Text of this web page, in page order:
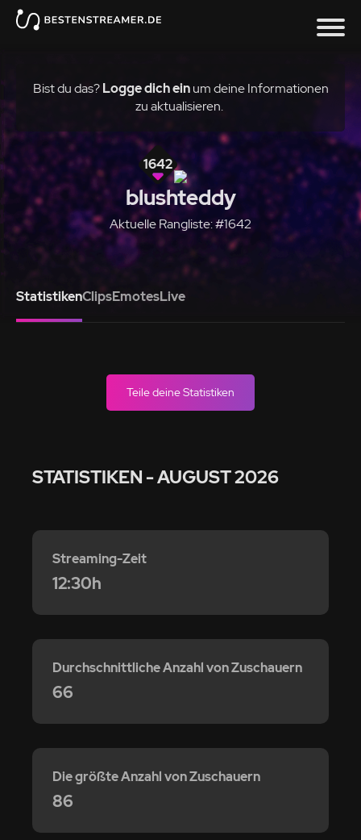
Bist du das? Logge dich ein um deine Informationen
zu aktualisieren.
1642
blushteddy
Aktuelle Rangliste: #1642
StatistikenClipsEmotesLive
Teile deine Statistiken
STATISTIKEN - AUGUST 2026
Streaming-Zeit
12:30h
Durchschnittliche Anzahl von Zuschauern
66
Die größte Anzahl von Zuschauern
86